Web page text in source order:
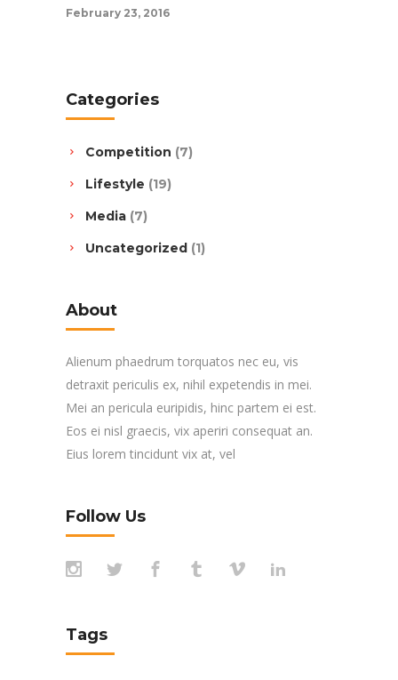
February 23, 2016
Categories
Competition (7)
Lifestyle (19)
Media (7)
Uncategorized (1)
About
Alienum phaedrum torquatos nec eu, vis
detraxit periculis ex, nihil expetendis in mei.
Mei an pericula euripidis, hinc partem ei est.
Eos ei nisl graecis, vix aperiri consequat an.
Eius lorem tincidunt vix at, vel
Follow Us
Tags